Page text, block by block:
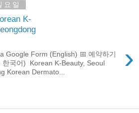
일
K-
›
Google Form (English) 📅 예약하기
한국어) Korean K-Beauty, Seoul
Korean Dermato...